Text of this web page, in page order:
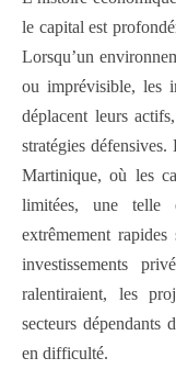
le capital est
Lorsqu’un
ou imprévisible, les
déplacent leurs
stratégies
Martinique, où les
limitées, une telle
extrêmement
investissements
ralentiraient, les
secteurs dépendants
en difficulté.